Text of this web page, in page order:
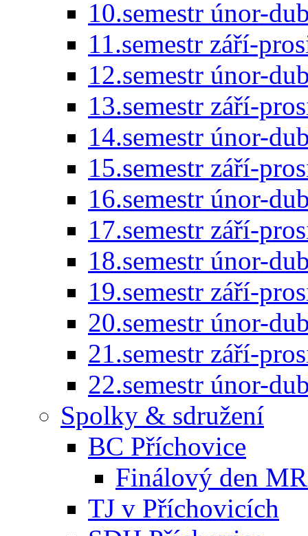
10.semestr únor-
11.semestr září-
12.semestr únor-
13.semestr září-
14.semestr únor-
15.semestr září-
16.semestr únor-
17.semestr září-
18.semestr únor-
19.semestr září-
20.semestr únor-
21.semestr září-
22.semestr únor-
Spolky & sdružení
BC Příchovice
Finálový den
TJ v Příchovicích